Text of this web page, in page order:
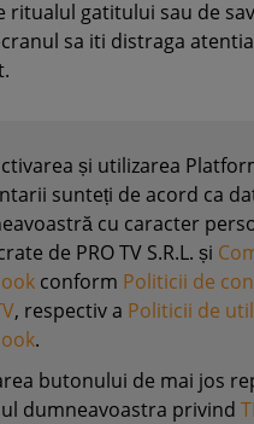
ritualul gatitului sau de
sa iti distraga
și utilizarea
sunteți de acord ca
cu caracter
de PRO TV S.R.L. și
conform Politicii de
, respectiv a Politicii de
.
butonului de mai jos
dumneavoastra privind